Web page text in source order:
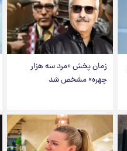
زمان پخش «مرد سه هزار
چهره» مشخص شد